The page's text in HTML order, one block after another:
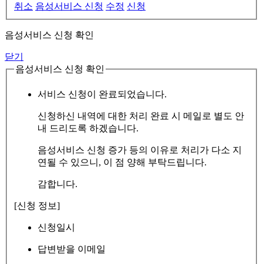
취소 음성서비스 신청 수정 신청
음성서비스 신청 확인
닫기
음성서비스 신청 확인
서비스 신청이 완료되었습니다.
신청하신 내역에 대한 처리 완료 시 메일로 별도 안
내 드리도록 하겠습니다.
음성서비스 신청 증가 등의 이유로 처리가 다소 지
연될 수 있으니, 이 점 양해 부탁드립니다.
감합니다.
[신청 정보]
신청일시
답변받을 이메일